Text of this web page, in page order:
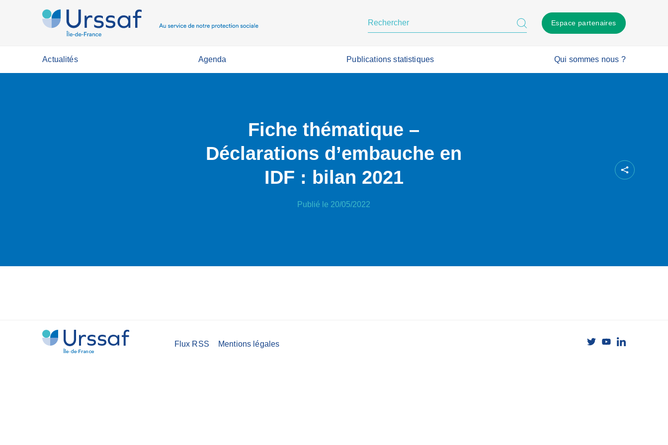
Espace partenaires
Actualités Agenda Publications statistiques Qui sommes nous ?
Fiche thématique –
Déclarations d’embauche en
IDF : bilan 2021
Publié le 20/05/2022
Flux RSS Mentions légales